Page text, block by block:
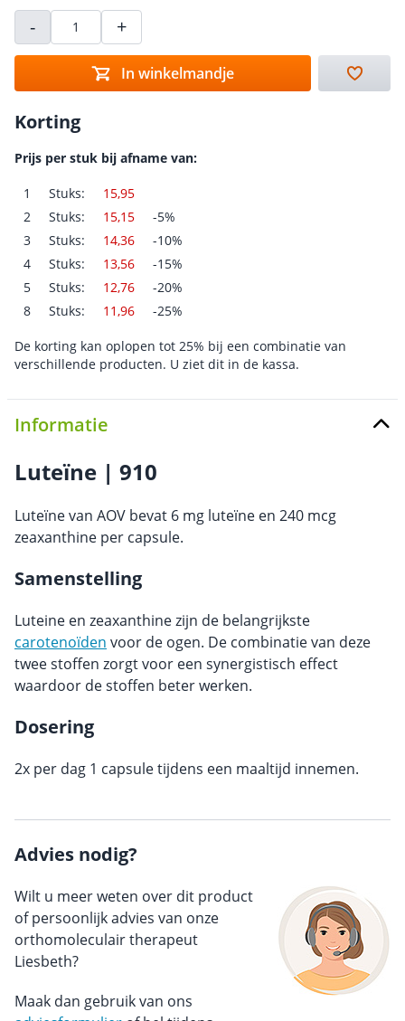
- +
In winkelmandje
Korting
Prijs per stuk bij afname van:
1 Stuks:
15,95
2
Stuks: 15,15
-5%
3
Stuks: 14,36
-10%
4
Stuks: 13,56
-15%
5
Stuks: 12,76
-20%
8
Stuks: 11,96 -25%
De korting kan oplopen tot 25% bij een combinatie van
verschillende producten. U ziet dit in de kassa.
Informatie
Luteïne | 910
Luteïne van AOV bevat 6 mg luteïne en 240 mcg
zeaxanthine per capsule.
Samenstelling
Luteine en zeaxanthine zijn de belangrijkste
carotenoïden voor de ogen. De combinatie van deze
twee stoffen zorgt voor een synergistisch effect
waardoor de stoffen beter werken.
Dosering
2x per dag 1 capsule tijdens een maaltijd innemen.
Advies nodig?
Wilt u meer weten over dit product
of persoonlijk advies van onze
orthomoleculair therapeut
Liesbeth?
Maak dan gebruik van ons